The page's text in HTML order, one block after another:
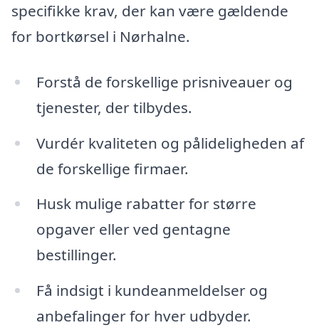
specifikke krav, der kan være gældende
for bortkørsel i Nørhalne.
Forstå de forskellige prisniveauer og
tjenester, der tilbydes.
Vurdér kvaliteten og pålideligheden af
de forskellige firmaer.
Husk mulige rabatter for større
opgaver eller ved gentagne
bestillinger.
Få indsigt i kundeanmeldelser og
anbefalinger for hver udbyder.